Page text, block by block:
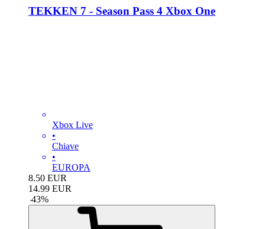
TEKKEN 7 - Season Pass 4 Xbox One
Xbox Live
•
Chiave
•
EUROPA
8.50 EUR
14.99 EUR
-43%